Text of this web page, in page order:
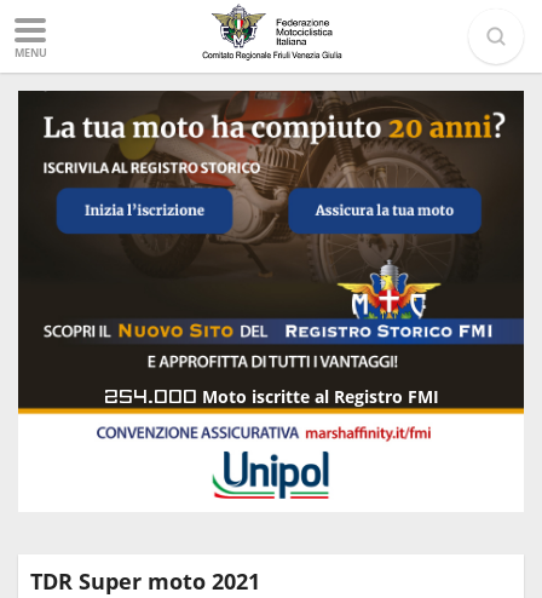
MENU
254.000 Moto iscritte al Registro FMI
TDR Super moto 2021